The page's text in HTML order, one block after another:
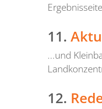
11.
...und
12.